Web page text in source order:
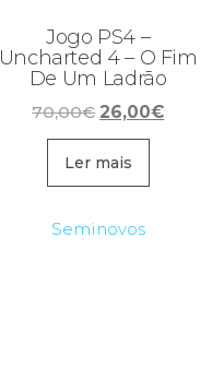
Jogo PS4 –
Uncharted 4 – O Fim
De Um Ladrão
70,00€ O
preço
original
era:
26,00€O
Ler mais
Seminovos